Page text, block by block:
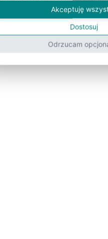
Akceptuję
Dostosuj
Odrzucam